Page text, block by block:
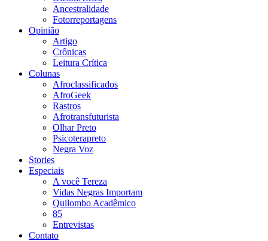
Ancestralidade
Fotorreportagens
Opinião
Artigo
Crônicas
Leitura Crítica
Colunas
Afroclassificados
AfroGeek
Rastros
Afrotransfuturista
Olhar Preto
Psicoterapreto
Negra Voz
Stories
Especiais
A você Tereza
Vidas Negras Importam
Quilombo Acadêmico
85
Entrevistas
Contato